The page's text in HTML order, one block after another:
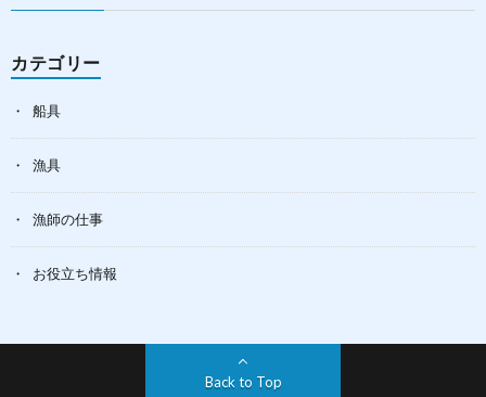
カテゴリー
船具
漁具
漁師の仕事
お役立ち情報
Back to Top